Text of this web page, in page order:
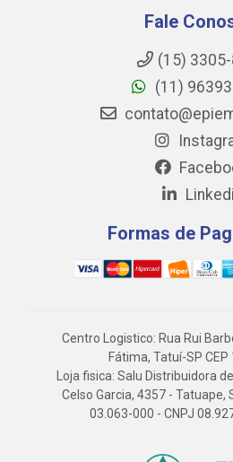
Fale
(15)
(11)
Formas de
Centro Logistico: Rua Rui
Fátima, Tatuí-SP
Loja fisica: Salu Distribuidora
Celso Garcia, 4357 - Tatuape,
03.063-000 - CNPJ